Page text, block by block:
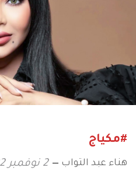
#مكياج
هناء عبد التواب 2 نوفمبر 2022